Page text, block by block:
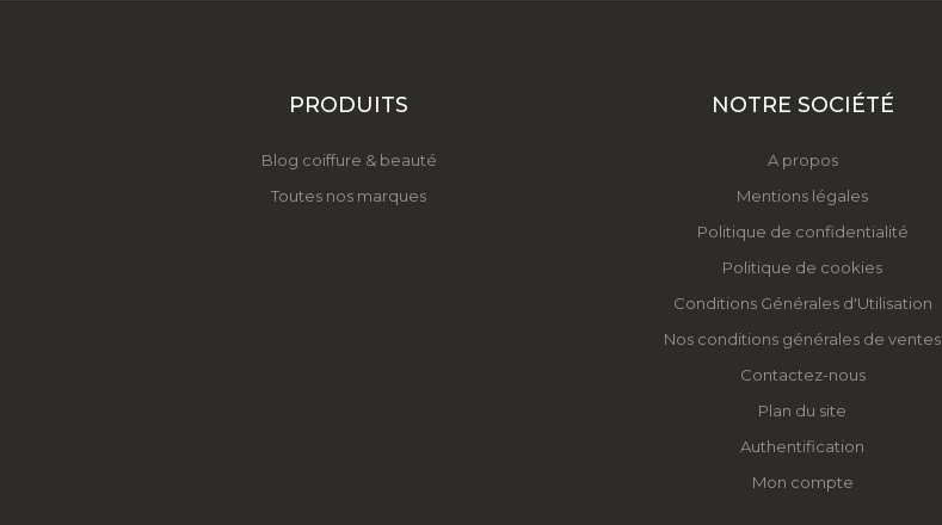
PRODUITS
Blog coiffure & beauté
Toutes nos marques
NOTRE SOCIÉTÉ
A propos
Mentions légales
Politique de confidentialité
Politique de cookies
Conditions Générales d'Utilisation
Nos conditions générales de ventes
Contactez-nous
Plan du site
Authentification
Mon compte